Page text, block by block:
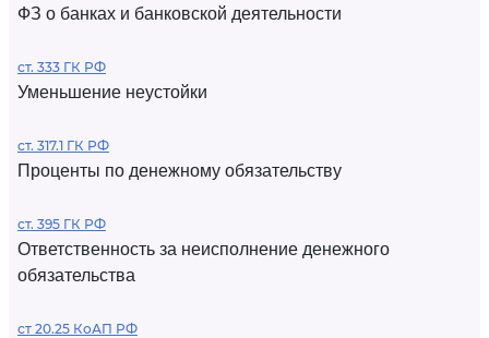
ФЗ о банках и банковской деятельности
ст. 333 ГК РФ
Уменьшение неустойки
ст. 317.1 ГК РФ
Проценты по денежному обязательству
ст. 395 ГК РФ
Ответственность за неисполнение денежного
обязательства
ст 20.25 КоАП РФ